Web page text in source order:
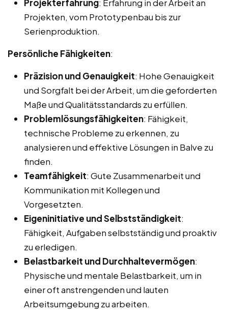
Projekterfahrung: Erfahrung in der Arbeit an
Projekten, vom Prototypenbau bis zur
Serienproduktion.
Persönliche Fähigkeiten:
Präzision und Genauigkeit: Hohe Genauigkeit
und Sorgfalt bei der Arbeit, um die geforderten
Maße und Qualitätsstandards zu erfüllen.
Problemlösungsfähigkeiten: Fähigkeit,
technische Probleme zu erkennen, zu
analysieren und effektive Lösungen in Balve zu
finden.
Teamfähigkeit: Gute Zusammenarbeit und
Kommunikation mit Kollegen und
Vorgesetzten.
Eigeninitiative und Selbstständigkeit:
Fähigkeit, Aufgaben selbstständig und proaktiv
zu erledigen.
Belastbarkeit und Durchhaltevermögen:
Physische und mentale Belastbarkeit, um in
einer oft anstrengenden und lauten
Arbeitsumgebung zu arbeiten.